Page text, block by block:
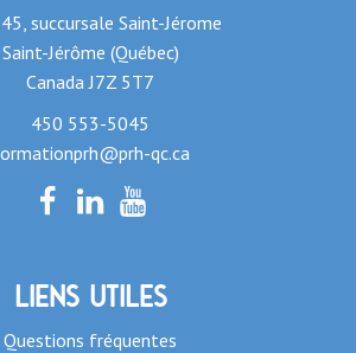
succursale Saint-Jérome
Saint-Jérôme (Québec)
Canada J7Z 5T7
450 553-5045
qc.ca
Liens utiles
Questions fréquentes